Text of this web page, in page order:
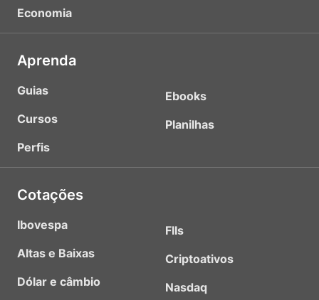
Economia
Aprenda
Guias
Cursos
Perfis
Ebooks
Planilhas
Cotações
Ibovespa
Altas e Baixas
Dólar e câmbio
FIIs
Criptoativos
Nasdaq